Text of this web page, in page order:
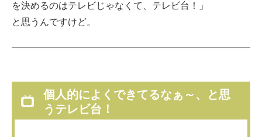
を決めるのはテレビじゃなくて、テレビ台！」
と思うんですけど。
個人的によくできてるなぁ～、と思
うテレビ台！